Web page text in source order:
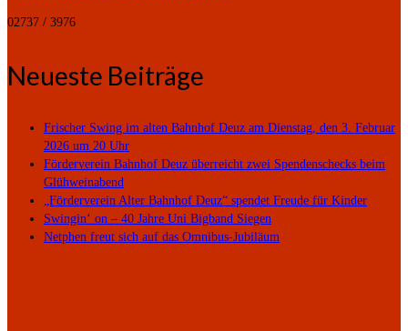
02737 / 3976
Neueste Beiträge
Frischer Swing im alten Bahnhof Deuz am Dienstag, den 3. Februar
2026 um 20 Uhr
Förderverein Bahnhof Deuz überreicht zwei Spendenschecks beim
Glühweinabend
„Förderverein Alter Bahnhof Deuz“ spendet Freude für Kinder
Swingin‘ on – 40 Jahre Uni Bigband Siegen
Netphen freut sich auf das Omnibus-Jubiläum